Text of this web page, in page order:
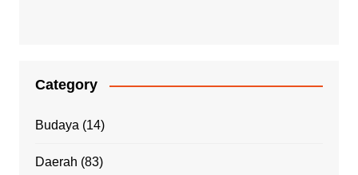
Category
Budaya (14)
Daerah (83)